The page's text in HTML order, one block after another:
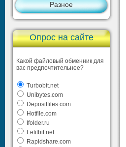
Разное
Опрос на сайте
Какой файловый обменник для
вас предпочтительнее?
Turbobit.net
Unibytes.com
Depositfiles.com
Hotfile.com
Ifolder.ru
Letitbit.net
Rapidshare.com